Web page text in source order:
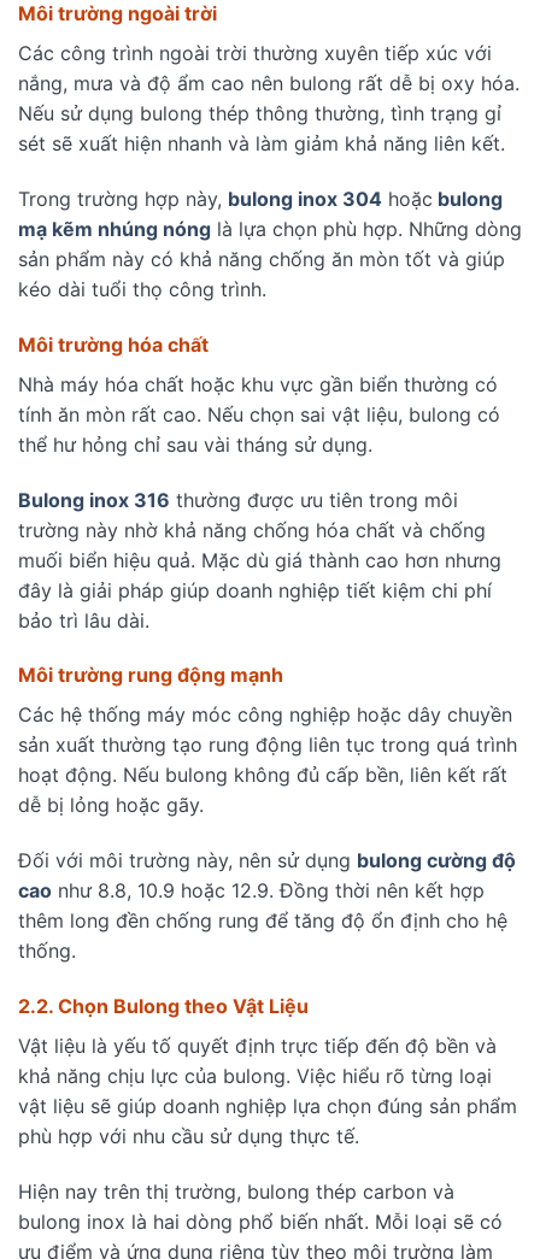
Môi trường ngoài trời
Các công trình ngoài trời thường xuyên tiếp xúc với
nắng, mưa và độ ẩm cao nên bulong rất dễ bị oxy hóa.
Nếu sử dụng bulong thép thông thường, tình trạng gỉ
sét sẽ xuất hiện nhanh và làm giảm khả năng liên kết.
Trong trường hợp này, bulong inox 304 hoặc bulong
mạ kẽm nhúng nóng là lựa chọn phù hợp. Những dòng
sản phẩm này có khả năng chống ăn mòn tốt và giúp
kéo dài tuổi thọ công trình.
Môi trường hóa chất
Nhà máy hóa chất hoặc khu vực gần biển thường có
tính ăn mòn rất cao. Nếu chọn sai vật liệu, bulong có
thể hư hỏng chỉ sau vài tháng sử dụng.
Bulong inox 316 thường được ưu tiên trong môi
trường này nhờ khả năng chống hóa chất và chống
muối biển hiệu quả. Mặc dù giá thành cao hơn nhưng
đây là giải pháp giúp doanh nghiệp tiết kiệm chi phí
bảo trì lâu dài.
Môi trường rung động mạnh
Các hệ thống máy móc công nghiệp hoặc dây chuyền
sản xuất thường tạo rung động liên tục trong quá trình
hoạt động. Nếu bulong không đủ cấp bền, liên kết rất
dễ bị lỏng hoặc gãy.
Đối với môi trường này, nên sử dụng bulong cường độ
cao như 8.8, 10.9 hoặc 12.9. Đồng thời nên kết hợp
thêm long đền chống rung để tăng độ ổn định cho hệ
thống.
2.2. Chọn Bulong theo Vật Liệu
Vật liệu là yếu tố quyết định trực tiếp đến độ bền và
khả năng chịu lực của bulong. Việc hiểu rõ từng loại
vật liệu sẽ giúp doanh nghiệp lựa chọn đúng sản phẩm
phù hợp với nhu cầu sử dụng thực tế.
Hiện nay trên thị trường, bulong thép carbon và
bulong inox là hai dòng phổ biến nhất. Mỗi loại sẽ có
ưu điểm và ứng dụng riêng tùy theo môi trường làm